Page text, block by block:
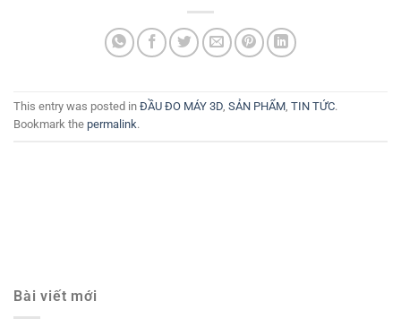
This entry was posted in ĐẦU ĐO MÁY 3D SẢN PHẨM TIN TỨC.
Bookmark the permalink.
Bài viết mới